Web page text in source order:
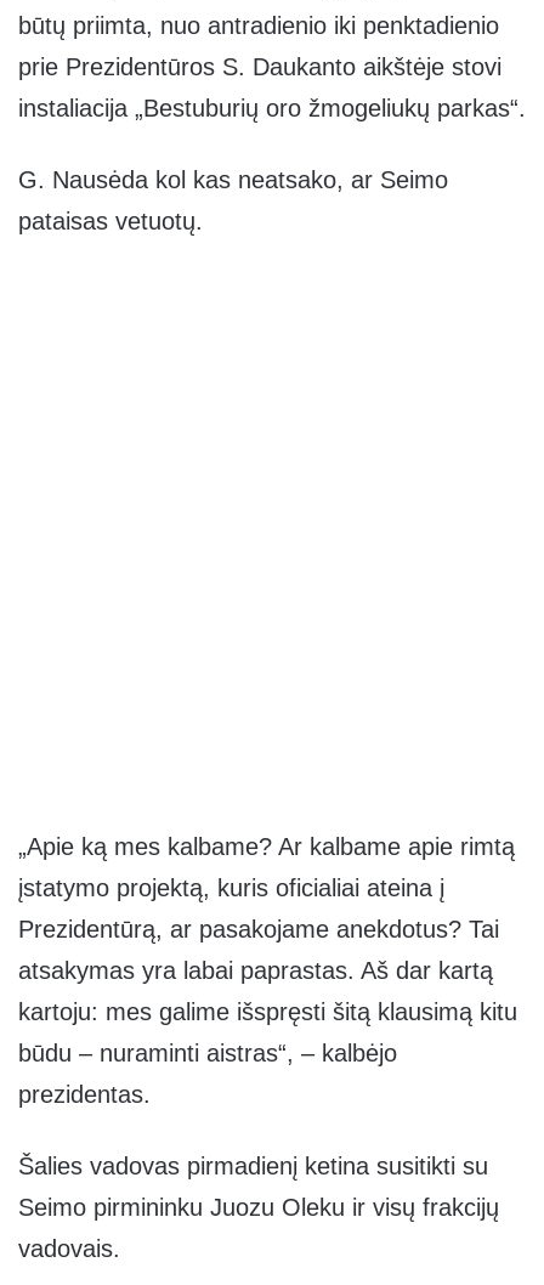
būtų priimta, nuo antradienio iki penktadienio
prie Prezidentūros S. Daukanto aikštėje stovi
instaliacija „Bestuburių oro žmogeliukų parkas“.
G. Nausėda kol kas neatsako, ar Seimo
pataisas vetuotų.
„Apie ką mes kalbame? Ar kalbame apie rimtą
įstatymo projektą, kuris oficialiai ateina į
Prezidentūrą, ar pasakojame anekdotus? Tai
atsakymas yra labai paprastas. Aš dar kartą
kartoju: mes galime išspręsti šitą klausimą kitu
būdu – nuraminti aistras“, – kalbėjo
prezidentas.
Šalies vadovas pirmadienį ketina susitikti su
Seimo pirmininku Juozu Oleku ir visų frakcijų
vadovais.